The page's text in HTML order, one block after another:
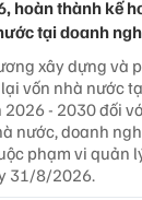
hoàn thành kế
tại doanh
xây dựng và
vốn nhà nước
- 2030 đối
nước, doanh
phạm vi quản
31/8/2026.